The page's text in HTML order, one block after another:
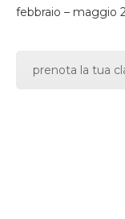
febbraio – maggio
prenota la tua